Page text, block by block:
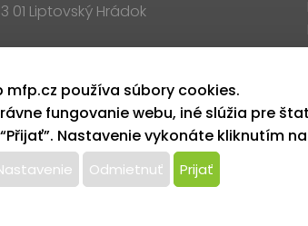
01 Liptovský Hrádok
doba
mfp.cz používa súbory cookies.
fungovanie webu, iné slúžia pre
Nastavenie vykonáte kliknutím
Odmietnuť Prijať